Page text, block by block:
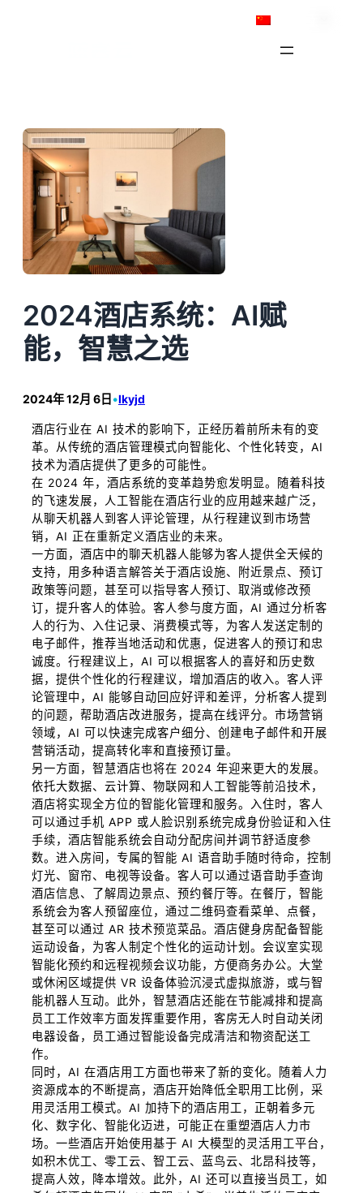
2024酒店系统：AI赋
能，智慧之选
2024年 12月 6日 •lkyjd
酒店行业在 AI 技术的影响下，正经历着前所未有的变
革。从传统的酒店管理模式向智能化、个性化转变，AI
技术为酒店提供了更多的可能性。
在 2024 年，酒店系统的变革趋势愈发明显。随着科技
的飞速发展，人工智能在酒店行业的应用越来越广泛，
从聊天机器人到客人评论管理，从行程建议到市场营
销，AI 正在重新定义酒店业的未来。
一方面，酒店中的聊天机器人能够为客人提供全天候的
支持，用多种语言解答关于酒店设施、附近景点、预订
政策等问题，甚至可以指导客人预订、取消或修改预
订，提升客人的体验。客人参与度方面，AI 通过分析客
人的行为、入住记录、消费模式等，为客人发送定制的
电子邮件，推荐当地活动和优惠，促进客人的预订和忠
诚度。行程建议上，AI 可以根据客人的喜好和历史数
据，提供个性化的行程建议，增加酒店的收入。客人评
论管理中，AI 能够自动回应好评和差评，分析客人提到
的问题，帮助酒店改进服务，提高在线评分。市场营销
领域，AI 可以快速完成客户细分、创建电子邮件和开展
营销活动，提高转化率和直接预订量。
另一方面，智慧酒店也将在 2024 年迎来更大的发展。
依托大数据、云计算、物联网和人工智能等前沿技术，
酒店将实现全方位的智能化管理和服务。入住时，客人
可以通过手机 APP 或人脸识别系统完成身份验证和入住
手续，酒店智能系统会自动分配房间并调节舒适度参
数。进入房间，专属的智能 AI 语音助手随时待命，控制
灯光、窗帘、电视等设备。客人可以通过语音助手查询
酒店信息、了解周边景点、预约餐厅等。在餐厅，智能
系统会为客人预留座位，通过二维码查看菜单、点餐，
甚至可以通过 AR 技术预览菜品。酒店健身房配备智能
运动设备，为客人制定个性化的运动计划。会议室实现
智能化预约和远程视频会议功能，方便商务办公。大堂
或休闲区域提供 VR 设备体验沉浸式虚拟旅游，或与智
能机器人互动。此外，智慧酒店还能在节能减排和提高
员工工作效率方面发挥重要作用，客房无人时自动关闭
电器设备，员工通过智能设备完成清洁和物资配送工
作。
同时，AI 在酒店用工方面也带来了新的变化。随着人力
资源成本的不断提高，酒店开始降低全职用工比例，采
用灵活用工模式。AI 加持下的酒店用工，正朝着多元
化、数字化、智能化迈进，可能正在重塑酒店人力市
场。一些酒店开始使用基于 AI 大模型的灵活用工平台，
如积木优工、零工云、智工云、蓝鸟云、北昂科技等，
提高人效，降本增效。此外，AI 还可以直接当员工，如